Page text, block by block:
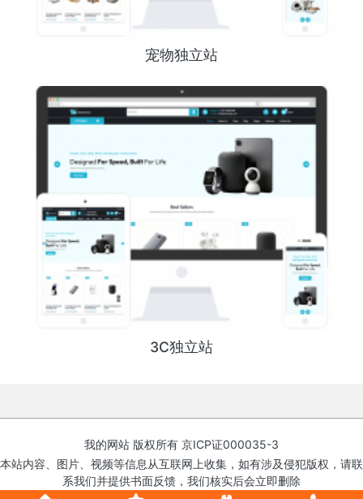
宠物独立站
3C独立站
我的网站 版权所有 京ICP证000035-3
本站内容、图片、视频等信息从互联网上收集，如有涉及侵犯版权，请联
系我们并提供书面反馈，我们核实后会立即删除